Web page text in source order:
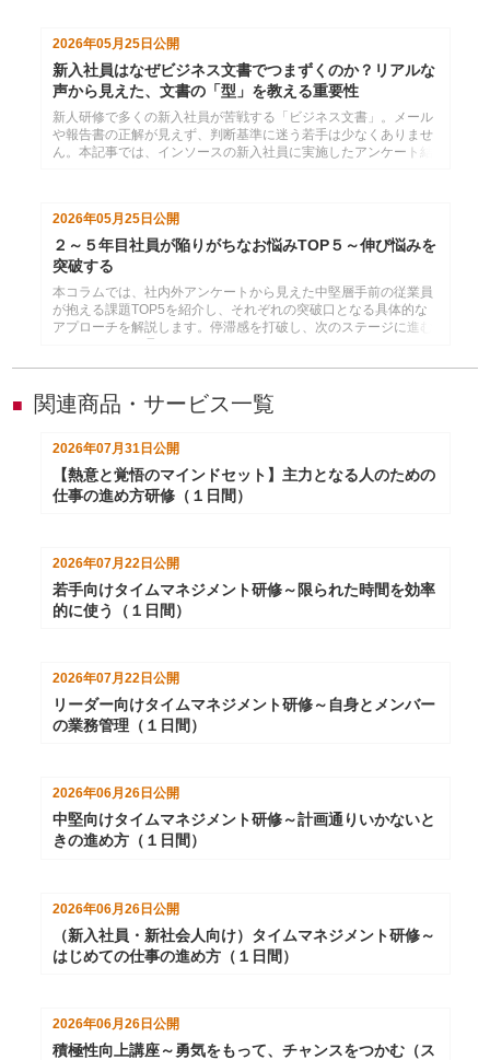
聞き手に価値が伝わる伝え方についてお話しします。
2026年05月25日公開
新入社員はなぜビジネス文書でつまずくのか？リアルな
声から見えた、文書の「型」を教える重要性
新人研修で多くの新入社員が苦戦する「ビジネス文書」。メール
や報告書の正解が見えず、判断基準に迷う若手は少なくありませ
ん。本記事では、インソースの新入社員に実施したアンケート結
2026年05月25日 公開
２～５年目社員が陥りがちなお悩みTOP５～伸び悩みを
突破する
本コラムでは、社内外アンケートから見えた中堅層手前の従業員
が抱える課題TOP5を紹介し、それぞれの突破口となる具体的な
アプローチを解説します。停滞感を打破し、次のステージに進む
■ 関連商品・サービス一覧
2026年07月31日公開
【熱意と覚悟のマインドセット】主力となる人のための
仕事の進め方研修（１日間）
2026年07月22日 公開
若手向けタイムマネジメント研修～限られた時間を効率
的に使う（１日間）
2026年07月22日 公開
リーダー向けタイムマネジメント研修～自身とメンバー
の業務管理（１日間）
2026年06月26日 公開
中堅向けタイムマネジメント研修～計画通りいかないと
きの進め方（１日間）
2026年06月26日公開
（新入社員・新社会人向け）タイムマネジメント研修～
はじめての仕事の進め方（１日間）
2026年06月26日公開
積極性向上講座～勇気をもって、チャンスをつかむ（ス